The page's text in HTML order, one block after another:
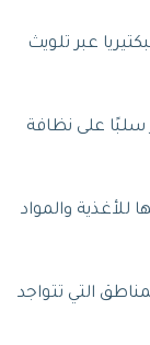
عبر تلويث
سلبًا على نظافة
للأغذية والمواد
التي تتواجد